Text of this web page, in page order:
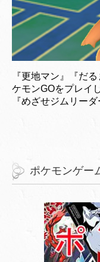
『更地マン』『だ
ケモンGOをプレイ
『めざせジムリー
ポケモンゲー